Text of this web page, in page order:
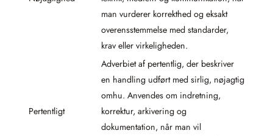
man vurderer korrekthed og eksakt
overensstemmelse med standarder,
krav eller virkeligheden.
Pertentligt
Adverbiet af pertentlig, der beskriver
en handling udført med sirlig, nøjagtig
omhu. Anvendes om indretning,
korrektur, arkivering og
dokumentation, når man vil